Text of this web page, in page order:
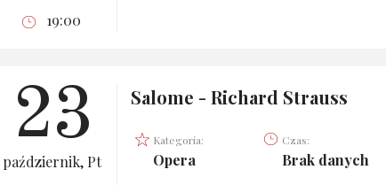
19:00
23
październik, Pt
Salome - Richard Strauss
Kategoria:
Opera
Czas:
Brak danych